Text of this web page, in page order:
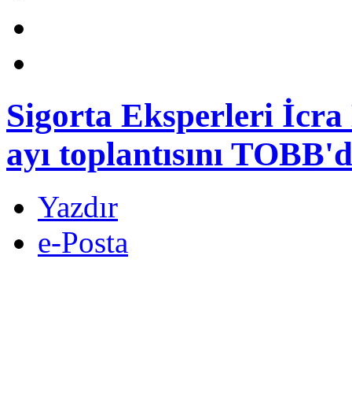
Sigorta Eksperleri İcra
ayı toplantısını
Yazdır
e-Posta